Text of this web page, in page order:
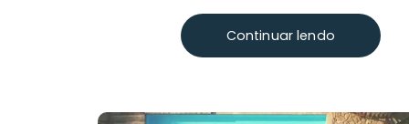
Continuar lendo